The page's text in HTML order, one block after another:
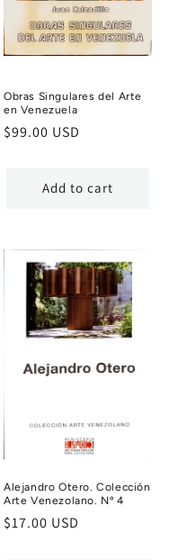
Obras Singulares del Arte
en Venezuela
Regular
$99.00 USD
Add to cart
Alejandro Otero. Colección
Arte Venezolano. Nº 4
Regular
$17.00 USD